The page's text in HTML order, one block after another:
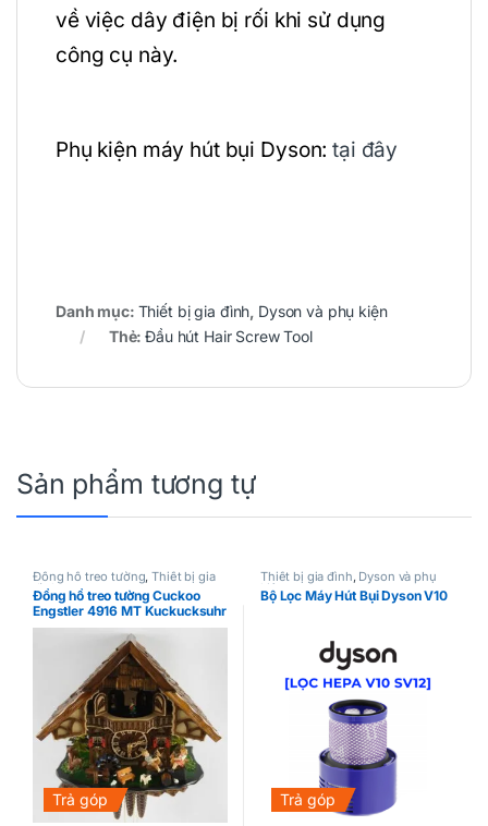
về việc dây điện bị rối khi sử dụng
công cụ này.
Phụ kiện máy hút bụi Dyson: tại đây
Danh mục: Thiết bị gia đình, Dyson và phụ kiện
Thẻ:Đầu hút Hair Screw Tool
Sản phẩm tương tự
Đồng hồ treo tường,Thiết bị gia
đình
Đồng hồ treo tường Cuckoo
Engstler 4916 MT Kuckucksuhr
34 cm (cơ) Made in Germany
Trả góp
Thiết bị gia đình, Dyson và phụ
kiện
Bộ Lọc Máy Hút Bụi Dyson V10
Trả góp